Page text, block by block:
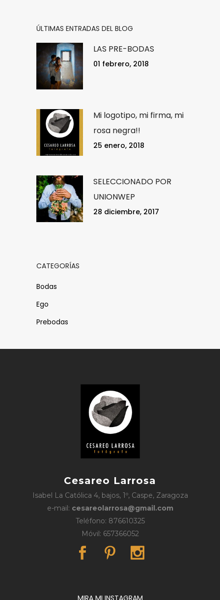
ÚLTIMAS ENTRADAS DEL BLOG
LAS PRE-BODAS
01 febrero, 2018
Mi logotipo, mi firma, mi
rosa negra!!
25 enero, 2018
SELECCIONADO POR
UNIONWEP
28 diciembre, 2017
CATEGORÍAS
Bodas
Ego
Prebodas
Cesareo Larrosa
Isabel La Católica 4, bajos, 1º, Caspe, Zaragoza
e-mail: cesareolarrosa@gmail.com
Teléfono: 876610325
Móvil: 657366052